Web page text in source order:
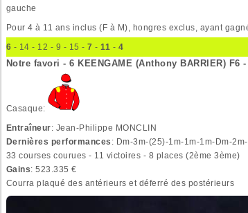
gauche
Pour 4 à 11 ans inclus (F à M), hongres exclus, ayant
6 - 14 - 12 - 9 - 15 - 7 - 11 - 4
Notre favori - 6 KEENGAME (Anthony BARRIER) F6
Casaque:
Entraîneur: Jean-Philippe MONCLIN
Dernières performances : Dm-3m-(25)-1m-1m-1m-Dm-
33 courses courues - 11 victoires - 8 places (2ème 3ème)
Gains: 523.335 €
Courra plaqué des antérieurs et déferré des postérieurs